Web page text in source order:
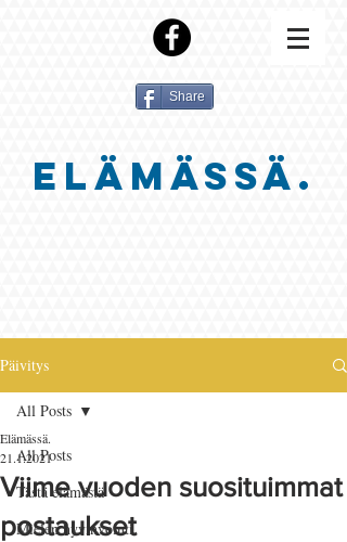
Share
ELÄMÄSSÄ.
Päivitys
All Posts
Tästä elämästä
Mielen hyvinvointi
All Posts
Viime vuoden suosituimmat
postaukset
Elämässä.
21.1.2021